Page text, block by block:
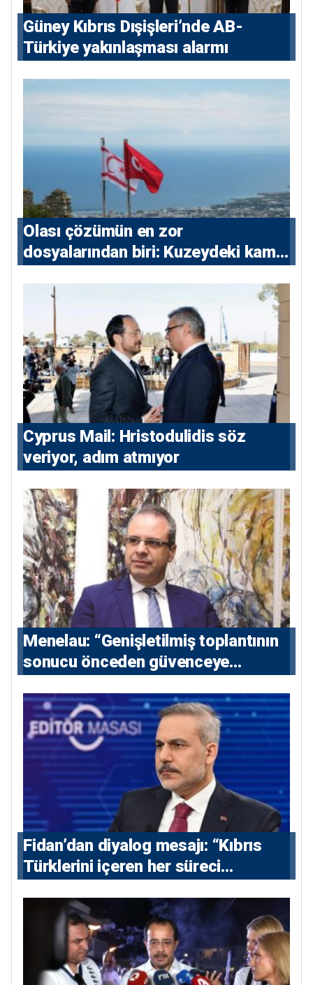
Güney Kıbrıs Dışişleri’nde AB-
Türkiye yakınlaşması alarmı
Olası çözümün en zor
dosyalarından biri: Kuzeydeki kamu
⁠Cyprus Mail: Hristodulidis söz
veriyor, adım atmıyor
Menelau: “Genişletilmiş toplantının
sonucu önceden güvenceye
Fidan’dan diyalog mesajı: “Kıbrıs
Türklerini içeren her süreci